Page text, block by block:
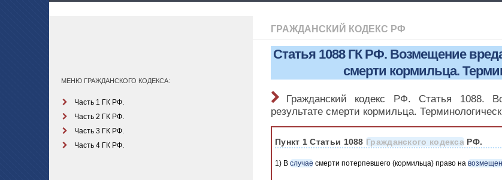
ГРАЖДАНСКИЙ КОДЕКС РФ
Статья 1088 ГК РФ. Возмещение
смерти кормильца.
Гражданский кодекс РФ. Статья 1088.
результате смерти кормильца.
Пункт 1 Статьи 1088Гражданского кодекса РФ.
1) В случае смерти потерпевшего (кормильца) право на
МЕНЮ ГРАЖДАНСКОГО КОДЕКСА:
Часть 1 ГК РФ.
Часть 2 ГК РФ.
Часть 3 ГК РФ.
Часть 4 ГК РФ.